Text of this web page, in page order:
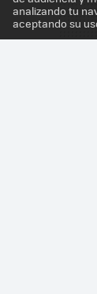
analizando tu
aceptando su